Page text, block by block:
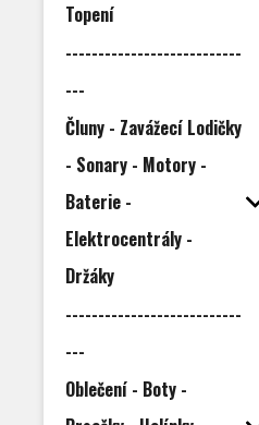
Topení
---------------------------
---
Čluny - Zavážecí Lodičky
- Sonary - Motory -
Baterie -
Elektrocentrály -
Držáky
---------------------------
---
Oblečení - Boty -